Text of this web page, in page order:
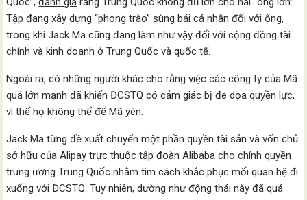
Tập đang xây dựng “phong trào” sùng bái cá nhân đối với ông,
trong khi Jack Ma cũng đang làm như vậy đối với cộng đồng tài
chính và kinh doanh ở Trung Quốc và quốc tế.
Ngoài ra, có những người khác cho rằng việc các công ty của Mã
quá lớn mạnh đã khiến ĐCSTQ có cảm giác bị đe dọa quyền lực,
vì thế họ không thể để Mã yên.
Jack Ma từng đề xuất chuyển một phần quyền tài sản và vốn chủ
sở hữu của Alipay trực thuộc tập đoàn Alibaba cho chính quyền
trung ương Trung Quốc nhằm tìm cách khắc phục mối quan hệ đi
xuống với ĐCSTQ. Tuy nhiên, dường như động thái này đã quá